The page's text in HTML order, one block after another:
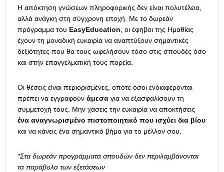
Η απόκτηση γνώσεων πληροφορικής δεν είναι πολυτέλεια,
αλλά ανάγκη στη σύγχρονη εποχή. Με το δωρεάν
πρόγραμμα του EasyEducation , οι έφηβοι της Ημαθίας
έχουν τη μοναδική ευκαιρία να αναπτύξουν σημαντικές
δεξιότητες που θα τους ωφελήσουν τόσο στις σπουδές όσο
και στην επαγγελματική τους πορεία.
Οι θέσεις είναι περιορισμένες, οπότε όσοι ενδιαφέρονται
πρέπει να εγγραφούν άμεσα για να εξασφαλίσουν τη
συμμετοχή τους. Μην χάσεις την ευκαιρία να αποκτήσεις
ένα αναγνωρισμένο πιστοποιητικό που ισχύει δια βίου
και να κάνεις ένα σημαντικό βήμα για το μέλλον σου.
*Στα δωρεάν προγράμματα σπουδών δεν περιλαμβάνονται
τα παράβολα των εξετάσεων